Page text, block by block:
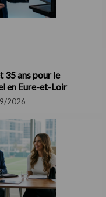
35 ans pour le
en Eure-et-Loir
2026